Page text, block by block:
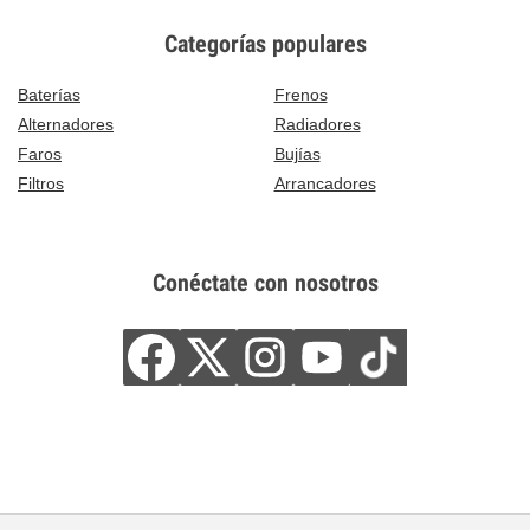
Categorías populares
Baterías
Frenos
Alternadores
Radiadores
Faros
Bujías
Filtros
Arrancadores
Conéctate con nosotros